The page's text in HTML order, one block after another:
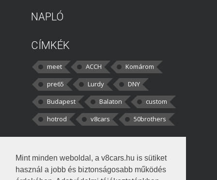
Mint minden weboldal, a v8cars.hu is sütiket
használ a jobb és biztonságosabb működés
NAPLÓ
CÍMKÉK
meet ACCH
Komárom
pre65
Lurdy
DNY
Budapest
Balaton
custom
hotrod
v8cars 50brothers
kortisz:Elszúrtam! Én csak két
darabbaal számoltam. Nem tudtam, hogy fél autót,